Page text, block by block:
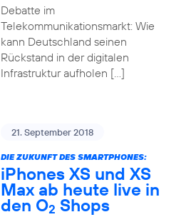
Debatte im
Telekommunikationsmarkt: Wie
kann Deutschland seinen
Rückstand in der digitalen
Infrastruktur aufholen […]
21. September 2018
DIE ZUKUNFT DES SMARTPHONES:
iPhones XS und XS
Max ab heute live in
den O2 Shops